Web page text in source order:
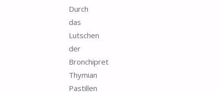
Durch
das
Lutschen
der
Bronchipret
Thymian
Pastillen